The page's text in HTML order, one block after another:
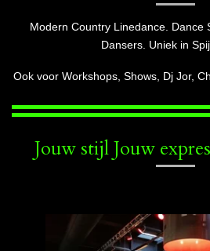
Modern Country Linedance. Dance
Dansers. Uniek in
Ook voor Workshops, Shows, Dj Jor,
Jouw stijl Jouw